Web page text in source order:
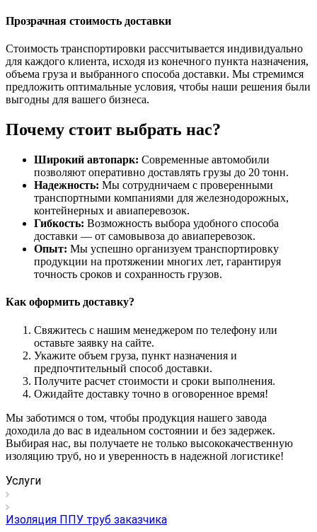
Прозрачная стоимость доставки
Стоимость транспортировки рассчитывается индивидуально
для каждого клиента, исходя из конечного пункта назначения,
объема груза и выбранного способа доставки. Мы стремимся
предложить оптимальные условия, чтобы наши решения были
выгодны для вашего бизнеса.
Почему стоит выбрать нас?
Широкий автопарк: Современные автомобили
позволяют оперативно доставлять грузы до 20 тонн.
Надежность: Мы сотрудничаем с проверенными
транспортными компаниями для железнодорожных,
контейнерных и авиаперевозок.
Гибкость: Возможность выбора удобного способа
доставки — от самовывоза до авиаперевозок.
Опыт: Мы успешно организуем транспортировку
продукции на протяжении многих лет, гарантируя
точность сроков и сохранность грузов.
Как оформить доставку?
Свяжитесь с нашим менеджером по телефону или
оставьте заявку на сайте.
Укажите объем груза, пункт назначения и
предпочтительный способ доставки.
Получите расчет стоимости и сроки выполнения.
Ожидайте доставку точно в оговоренное время!
Мы заботимся о том, чтобы продукция нашего завода
доходила до вас в идеальном состоянии и без задержек.
Выбирая нас, вы получаете не только высококачественную
изоляцию труб, но и уверенность в надежной логистике!
Услуги
Изоляция ППУ труб заказчика